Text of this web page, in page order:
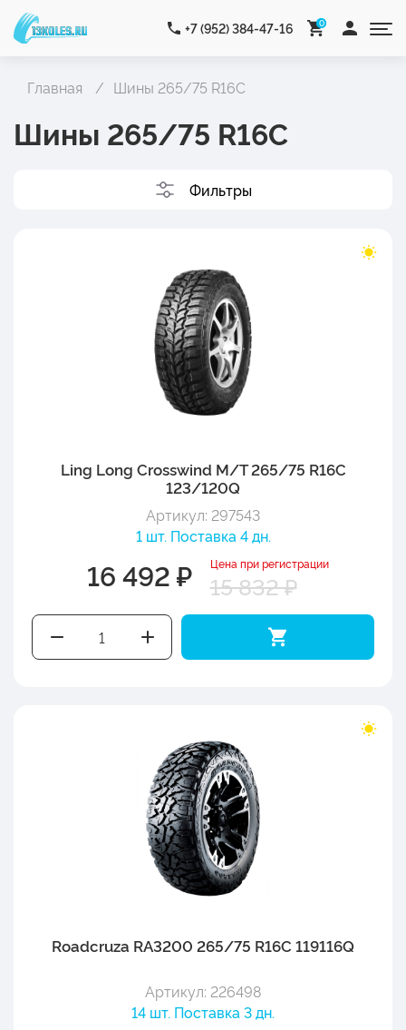
+7 (952) 384-47-16 0
Главная Шины 265/75 R16C
Шины 265/75 R16C
Фильтры
Ling Long Crosswind M/T 265/75 R16C
123/120Q
Артикул: 297543
1 шт. Поставка 4 дн.
16 492 ₽ Цена при регистрации
15 832 ₽
Roadcruza RA3200 265/75 R16C 119116Q
Артикул: 226498
14 шт. Поставка 3 дн.